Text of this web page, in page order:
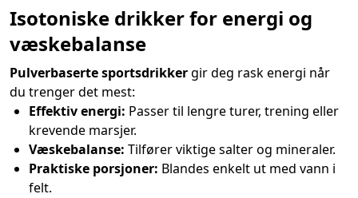
Isotoniske drikker for energi og
væskebalanse
Pulverbaserte sportsdrikkergir deg rask energi når
du trenger det mest:
Effektiv energi: Passer til lengre turer, trening eller
krevende marsjer.
Væskebalanse: Tilfører viktige salter og mineraler.
Praktiske porsjoner: Blandes enkelt ut med vann i
felt.